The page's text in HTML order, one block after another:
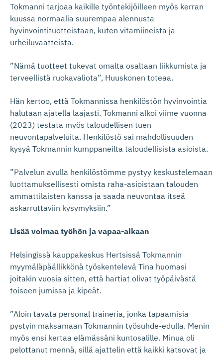
Tokmanni tarjoaa kaikille työntekijöilleen myös kerran
kuussa normaalia suurempaa alennusta
hyvinvointituotteistaan, kuten vitamiineista ja
urheiluvaatteista.
”Nämä tuotteet tukevat omalta osaltaan liikkumista ja
terveellistä ruokavaliota”, Huuskonen toteaa.
Hän kertoo, että Tokmannissa henkilöstön hyvinvointia
halutaan ajatella laajasti. Tokmanni alkoi viime vuonna
(2023) testata myös taloudellisen tuen
neuvontapalveluita. Henkilöstö sai mahdollisuuden
kysyä Tokmannin kumppaneilta taloudellisista asioista.
”Palvelun avulla henkilöstömme pystyy keskustelemaan
luottamuksellisesti omista raha-asioistaan talouden
ammattilaisten kanssa ja saada neuvontaa itseä
askarruttaviin kysymyksiin.”
Lisää voimaa työhön ja vapaa-aikaan
Helsingissä kauppakeskus Hertsissä Tokmannin
myymäläpäällikkönä työskentelevä Tina huomasi
joitakin vuosia sitten, että hartiat olivat työpäivästä
toiseen jumissa ja kipeät.
”Aloin tavata personal traineria, jonka tapaamisia
pystyin maksamaan Tokmannin työsuhde-edulla. Menin
myös ensi kertaa elämässäni kuntosalille. Minua oli
pelottanut mennä, sillä ajattelin että kaikki katsovat ja